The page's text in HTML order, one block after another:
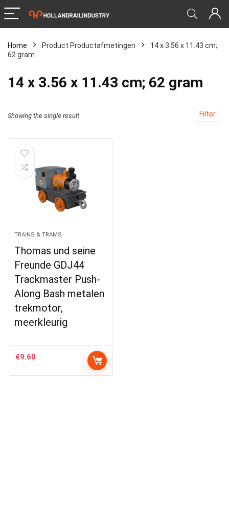
Home Product Productafmetingen
‎14 x 3.56 x 11.43 cm;
62 gram
‎14 x 3.56 x 11.43 cm; 62 gram
Filter
Showing the single result
TRAINS & TRAMS
Thomas und seine
Freunde GDJ44
Trackmaster Push-
Along Bash metalen
trekmotor,
meerkleurig
€9.60